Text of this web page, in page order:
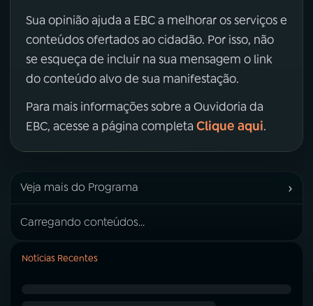
Sua opinião ajuda a EBC a melhorar os serviços e
conteúdos ofertados ao cidadão. Por isso, não
se esqueça de incluir na sua mensagem o link
do conteúdo alvo de sua manifestação.
Para mais informações sobre a Ouvidoria da
EBC, acesse a página completa Clique aqui.
Veja mais do Programa ›
Carregando conteúdos...
Notícias Recentes